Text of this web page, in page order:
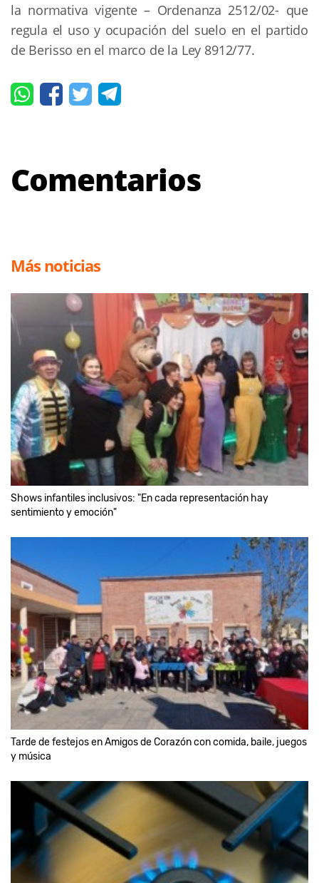
la normativa vigente – Ordenanza 2512/02- que
regula el uso y ocupación del suelo en el partido
de Berisso en el marco de la Ley 8912/77.
Comentarios
Más noticias
Shows infantiles inclusivos: "En cada representación hay
sentimiento y emoción"
Tarde de festejos en Amigos de Corazón con comida, baile, juegos
y música